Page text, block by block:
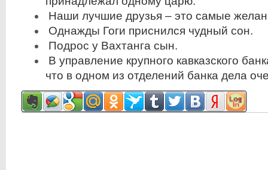
Наши лучшие друзья – это самые
Однажды Гоги приснился чудный сон.
Подрос у Вахтанга сын.
В управление крупного кавказского
что в одном из отделений банка дела